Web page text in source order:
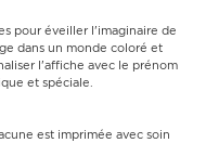
pour éveiller l'imaginaire de
dans un monde coloré et
l'affiche avec le prénom
et spéciale.
est imprimée avec soin